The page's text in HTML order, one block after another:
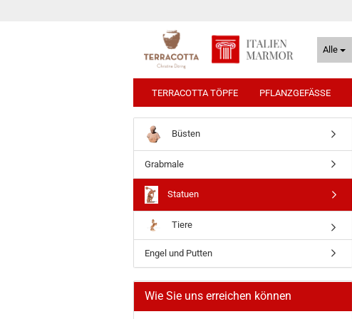
Alle
TERRACOTTA TÖPFE PFLANZGEFÄSSE
Büsten
Grabmale
Statuen
Tiere
Engel und Putten
Wie Sie uns erreichen können